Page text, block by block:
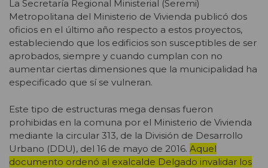
La Secretaría Regional Ministerial (Seremi)
Metropolitana del Ministerio de Vivienda publicó dos
oficios en el último año respecto a estos proyectos,
estableciendo que los edificios son susceptibles de ser
aprobados, siempre y cuando cumplan con no
aumentar ciertas dimensiones que la municipalidad ha
especificado que sí se vulneran.
Este tipo de estructuras mega densas fueron
prohibidas en la comuna por el Ministerio de Vivienda
mediante la circular 313, de la División de Desarrollo
Urbano (DDU), del 16 de mayo de 2016. Aquel
documento ordenó al exalcalde Delgado invalidar los